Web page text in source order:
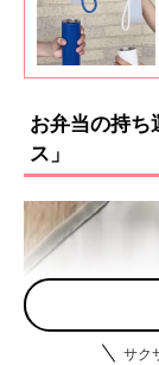
お弁当の持ち
ス」
サク